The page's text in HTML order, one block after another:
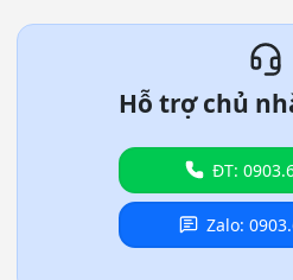
Hỗ trợ chủ
ĐT:
Zalo: